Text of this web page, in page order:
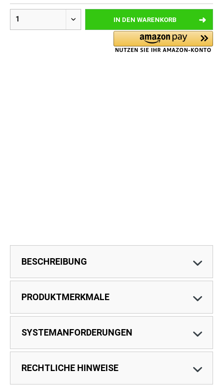
IN DEN WARENKORB
BESCHREIBUNG
PRODUKTMERKMALE
SYSTEMANFORDERUNGEN
RECHTLICHE HINWEISE